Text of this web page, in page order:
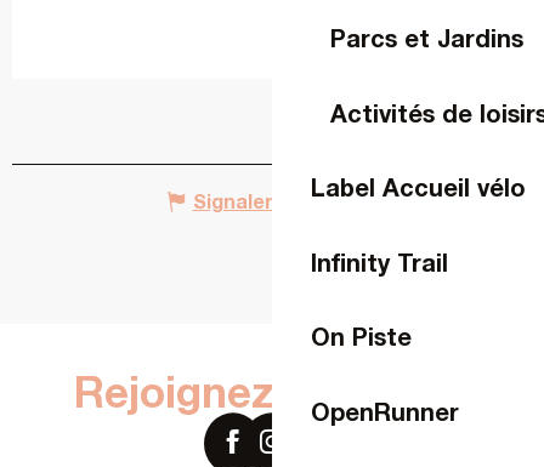
Parcs et Jardins
Activités de
Label Accueil vélo
Infinity Trail
On Piste
OpenRunner
Signaler une erreur
Rejoignez-nous sur